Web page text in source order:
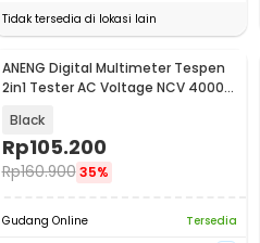
Tidak tersedia di lokasi lain
ANENG Digital Multimeter Tespen
2in1 Tester AC Voltage NCV 4000
Black
Rp105.200
Rp160.900 35%
Gudang Online
Tersedia